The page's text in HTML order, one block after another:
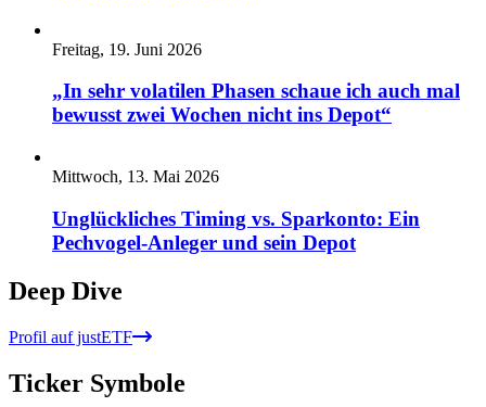
Freitag, 19. Juni 2026
„In sehr volatilen Phasen schaue ich auch mal
bewusst zwei Wochen nicht ins Depot“
Mittwoch, 13. Mai 2026
Unglückliches Timing vs. Sparkonto: Ein
Pechvogel-Anleger und sein Depot
Deep Dive
Profil auf justETF
Ticker Symbole